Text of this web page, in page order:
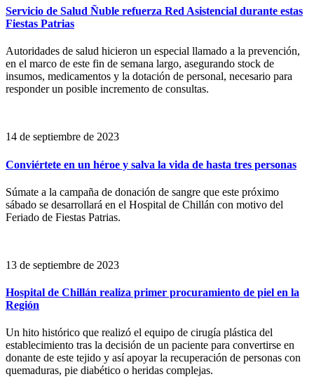
Servicio de Salud Ñuble refuerza Red Asistencial durante estas
Fiestas Patrias
Autoridades de salud hicieron un especial llamado a la prevención,
en el marco de este fin de semana largo, asegurando stock de
insumos, medicamentos y la dotación de personal, necesario para
responder un posible incremento de consultas.
14 de septiembre de 2023
Conviértete en un héroe y salva la vida de hasta tres personas
Súmate a la campaña de donación de sangre que este próximo
sábado se desarrollará en el Hospital de Chillán con motivo del
Feriado de Fiestas Patrias.
13 de septiembre de 2023
Hospital de Chillán realiza primer procuramiento de piel en la
Región
Un hito histórico que realizó el equipo de cirugía plástica del
establecimiento tras la decisión de un paciente para convertirse en
donante de este tejido y así apoyar la recuperación de personas con
quemaduras, pie diabético o heridas complejas.